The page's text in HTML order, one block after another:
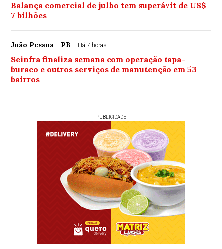
Balança comercial de julho tem superávit de US$
7 bilhões
João Pessoa - PB Há 7 horas
Seinfra finaliza semana com operação tapa-
buraco e outros serviços de manutenção em 53
bairros
PUBLICIDADE